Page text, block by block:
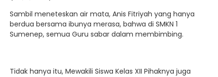
Sambil meneteskan air mata, Anis Fitriyah yang hanya
berdua bersama ibunya merasa, bahwa di SMKN 1
Sumenep, semua Guru sabar dalam membimbing.
Tidak hanya itu, Mewakili Siswa Kelas XII Pihaknya juga